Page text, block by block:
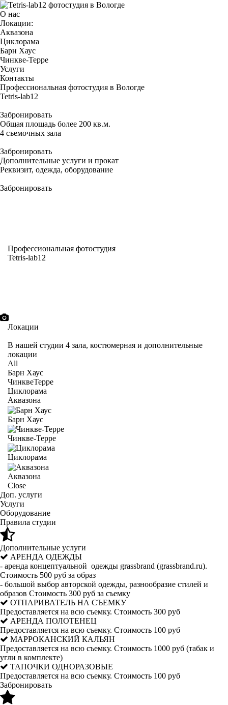
О нас
Локации:
Аквазона
Циклорама
Барн Хаус
Чинкве-Терре
Услуги
Контакты
Профессиональная фотостудия в Вологде
Tetris-lab12
Забронировать
Общая площадь более 200 кв.м.
4 съемочных зала
Забронировать
Дополнительные услуги и прокат
Реквизит, одежда, оборудование
Забронировать
Профессиональная фотостудия
Tetris-lab12
Локации
В нашей студии 4 зала, костюмерная и дополнительные
локации
All
Барн Хаус
ЧинквеТерре
Циклорама
Аквазона
Барн Хаус
Чинкве-Терре
Циклорама
Аквазона
Close
Доп. услуги
Услуги
Оборудование
Правила студии
Дополнительные услуги
АРЕНДА ОДЕЖДЫ
- аренда концептуальной одежды grassbrand (grassbrand.ru).
Стоимость 500 руб за образ
- большой выбор авторской одежды, разнообразие стилей и
образов Стоимость 300 руб за съемку
ОТПАРИВАТЕЛЬ НА СЪЕМКУ
Предоставляется на всю съемку. Стоимость 300 руб
АРЕНДА ПОЛОТЕНЕЦ
Предоставляется на всю съемку. Стоимость 100 руб
МАРРОКАНСКИЙ КАЛЬЯН
Предоставляется на всю съемку. Стоимость 1000 руб (табак и
угли в комплекте)
ТАПОЧКИ ОДНОРАЗОВЫЕ
Предоставляется на всю съемку. Стоимость 100 руб
Забронировать